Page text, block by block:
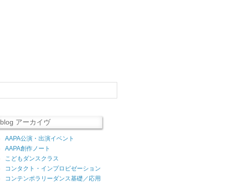
blog アーカイヴ
AAPA公演・出演イベント
AAPA創作ノート
こどもダンスクラス
コンタクト・インプロビゼーション
コンテンポラリーダンス基礎／応用